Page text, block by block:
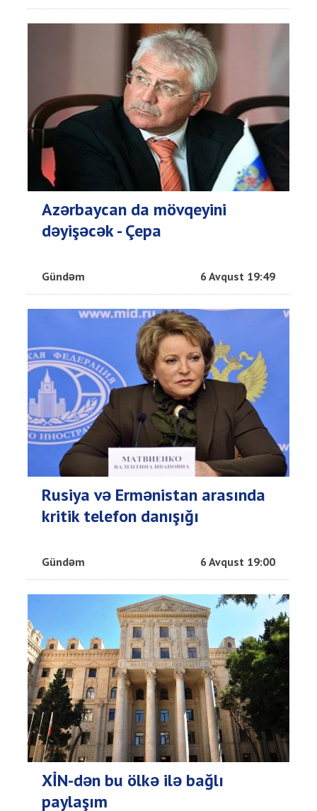
Azərbaycan da mövqeyini
dəyişəcək - Çepa
Gündəm 6 Avqust 19:49
Rusiya və Ermənistan arasında
kritik telefon danışığı
Gündəm 6 Avqust 19:00
XİN-dən bu ölkə ilə bağlı
paylaşım